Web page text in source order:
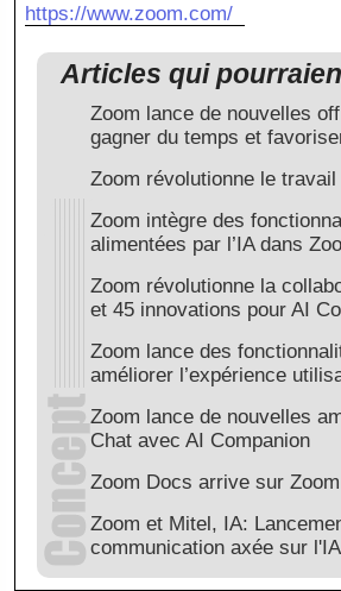
https://www.zoom.com/
Articles qui
Zoom lance de nouvelles
gagner du temps et
Zoom révolutionne le travail
Zoom intègre des
alimentées par l’IA dans
Zoom révolutionne la
et 45 innovations pour AI
Zoom lance des
améliorer l’expérience
Zoom lance de nouvelles
Chat avec AI Companion
Zoom Docs arrive sur
Zoom et Mitel, IA:
communication axée sur l'IA